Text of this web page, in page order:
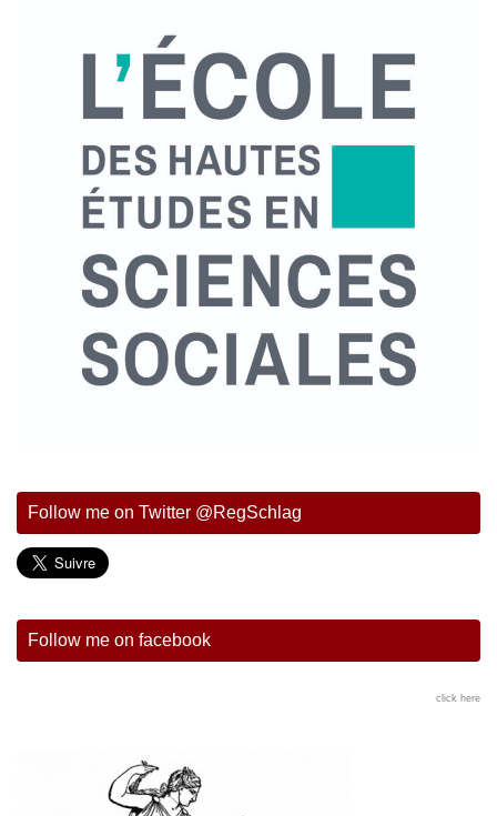
Follow me on Twitter @RegSchlag
Follow me on facebook
click here